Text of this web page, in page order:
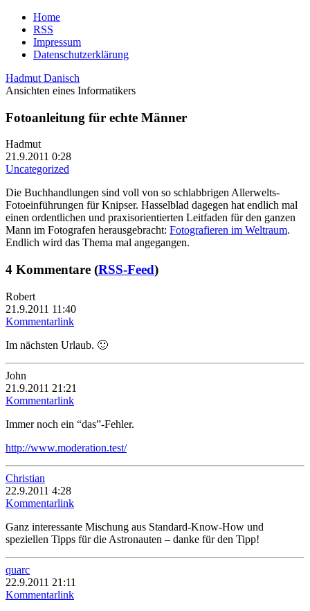
Home
RSS
Impressum
Datenschutzerklärung
Hadmut Danisch
Ansichten eines Informatikers
Fotoanleitung für echte Männer
Hadmut
21.9.2011 0:28
Uncategorized
Die Buchhandlungen sind voll von so schlabbrigen Allerwelts-
Fotoeinführungen für Knipser. Hasselblad dagegen hat endlich mal
einen ordentlichen und praxisorientierten Leitfaden für den ganzen
Mann im Fotografen herausgebracht: Fotografieren im Weltraum.
Endlich wird das Thema mal angegangen.
4 Kommentare (RSS-Feed)
Robert
21.9.2011 11:40
Kommentarlink
Im nächsten Urlaub. 🙂
John
21.9.2011 21:21
Kommentarlink
Immer noch ein “das”-Fehler.
http://www.moderation.test/
Christian
22.9.2011 4:28
Kommentarlink
Ganz interessante Mischung aus Standard-Know-How und
speziellen Tipps für die Astronauten – danke für den Tipp!
quarc
22.9.2011 21:11
Kommentarlink